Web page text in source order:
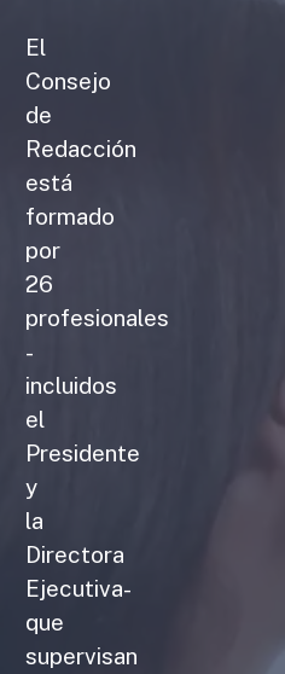
El
Consejo
de
Redacción
está
formado
por
26
profesionales
-
incluidos
el
Presidente
y
la
Directora
Ejecutiva-
que
supervisan